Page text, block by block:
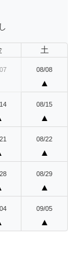
土
08/08
▲
08/15
▲
08/22
▲
08/29
▲
09/05
▲